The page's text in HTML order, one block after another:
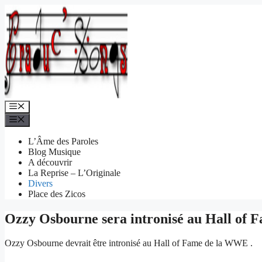
Aller
au
contenu
Menu
L’Âme des Paroles
Blog Musique
A découvrir
La Reprise – L’Originale
Divers
Place des Zicos
Ozzy Osbourne sera intronisé au Hall of
Ozzy Osbourne devrait être intronisé au Hall of Fame de la WWE .